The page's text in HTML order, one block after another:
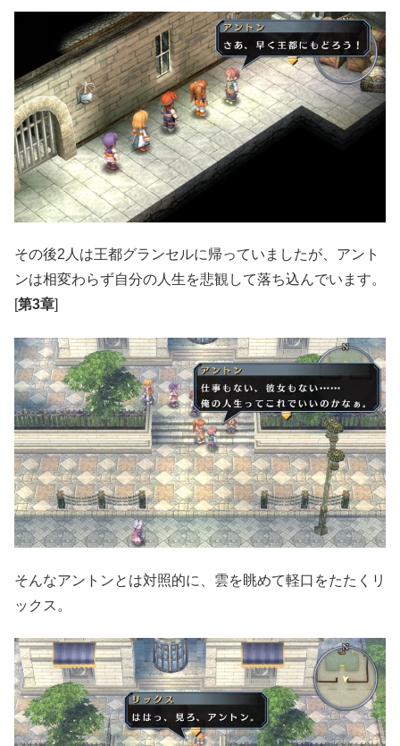
その後2人は王都グランセルに帰っていましたが、アント
ンは相変わらず自分の人生を悲観して落ち込んでいます。
[第3章]
そんなアントンとは対照的に、雲を眺めて軽口をたたくリ
ックス。